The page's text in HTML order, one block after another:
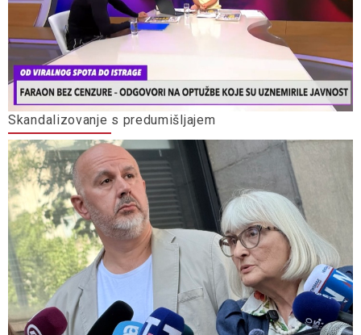
Skandalizovanje s predumišljajem